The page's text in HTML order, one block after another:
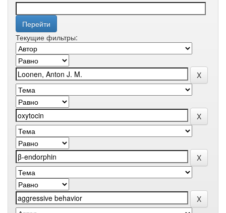
Текущие фильтры: